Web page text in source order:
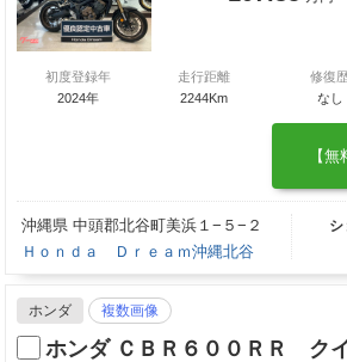
初度登録年
2024年
走行距離
2244Km
修復
なし
【
沖縄県 中頭郡北谷町美浜１−５−２
Ｈｏｎｄａ Ｄｒｅａｍ沖縄北谷
シ
ホンダ 複数画像
ホンダ ＣＢＲ６００ＲＲ ク